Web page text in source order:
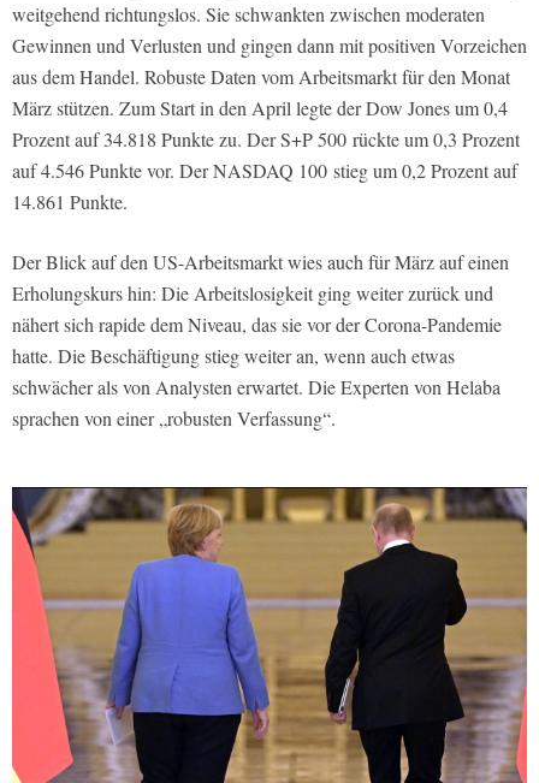
weitgehend richtungslos. Sie schwankten zwischen moderaten
Gewinnen und Verlusten und gingen dann mit positiven Vorzeichen
aus dem Handel. Robuste Daten vom Arbeitsmarkt für den Monat
März stützen. Zum Start in den April legte der Dow Jones um 0,4
Prozent auf 34.818 Punkte zu. Der S+P 500 rückte um 0,3 Prozent
auf 4.546 Punkte vor. Der NASDAQ 100 stieg um 0,2 Prozent auf
14.861 Punkte.
Der Blick auf den US-Arbeitsmarkt wies auch für März auf einen
Erholungskurs hin: Die Arbeitslosigkeit ging weiter zurück und
nähert sich rapide dem Niveau, das sie vor der Corona-Pandemie
hatte. Die Beschäftigung stieg weiter an, wenn auch etwas
schwächer als von Analysten erwartet. Die Experten von Helaba
sprachen von einer „robusten Verfassung“.